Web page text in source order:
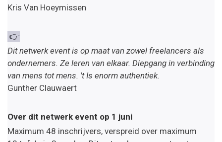
Kris Van Hoeymissen
👉
Dit netwerk event is op maat van zowel freelancers als
ondernemers. Ze leren van elkaar. Diepgang in verbinding
van mens tot mens. 't Is enorm authentiek.
Gunther Clauwaert
Over dit netwerk event op 1 juni
Maximum 48 inschrijvers, verspreid over maximum